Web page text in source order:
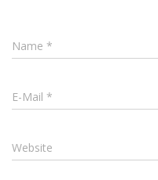
Name *
E-Mail *
Website